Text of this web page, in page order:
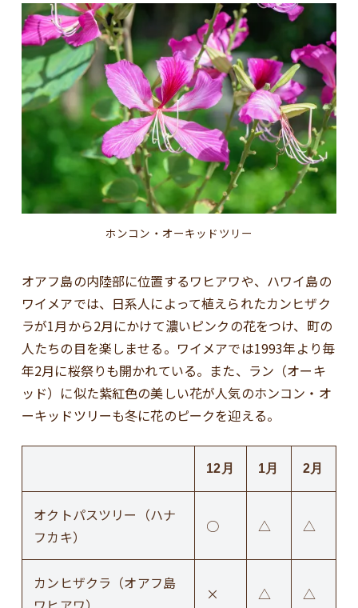
ホンコン・オーキッドツリー
オアフ島の内陸部に位置するワヒアワや、ハワイ島の
ワイメアでは、日系人によって植えられたカンヒザク
ラが1月から2月にかけて濃いピンクの花をつけ、町の
人たちの目を楽しませる。ワイメアでは1993年より毎
年2月に桜祭りも開かれている。また、ラン（オーキ
ッド）に似た紫紅色の美しい花が人気のホンコン・オ
ーキッドツリーも冬に花のピークを迎える。
12月 1月 2月
オクトパスツリー（ハナ
フカキ）
○ △ △
カンヒザクラ（オアフ島
× △ △